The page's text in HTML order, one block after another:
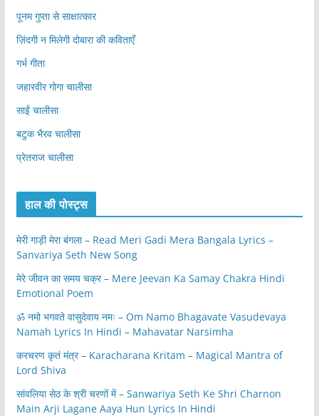
पूनम गुप्ता से साक्षात्कार
ज़िंदगी न मिलेगी दोबारा की कविताएँ
गर्भ गीता
जहारवीर गोगा चालीसा
साईं चालीसा
बटुक भैरव चालीसा
प्रेतराज चालीसा
हाल की पोस्ट्स
मेरी गाड़ी मेरा बंगला – Read Meri Gadi Mera Bangala Lyrics –
Sanvariya Seth New Song
मेरे जीवन का समय चक्र – Mere Jeevan Ka Samay Chakra Hindi
Emotional Poem
ॐ नमो भगवते वासुदेवाय नमः – Om Namo Bhagavate Vasudevaya
Namah Lyrics In Hindi – Mahavatar Narsimha
करचरण कृतं मंत्र – Karacharana Kritam – Magical Mantra of
Lord Shiva
सांवलिया सेठ के श्री चरणों में – Sanwariya Seth Ke Shri Charnon
Main Arji Lagane Aaya Hun Lyrics In Hindi